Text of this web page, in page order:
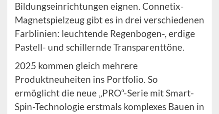
Bildungseinrichtungen eignen. Connetix-
Magnetspielzeug gibt es in drei verschiedenen
Farblinien: leuchtende Regenbogen-, erdige
Pastell- und schillernde Transparenttöne.
2025 kommen gleich mehrere
Produktneuheiten ins Portfolio. So
ermöglicht die neue „PRO“-Serie mit Smart-
Spin-Technologie erstmals komplexes Bauen in